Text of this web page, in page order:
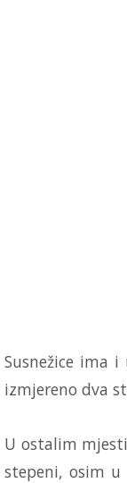
Susnežice ima
izmjereno dva
U ostalim
stepeni, osim u